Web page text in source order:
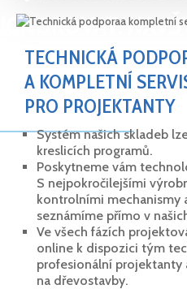
IGNOROVAT.
A NAUČTE SE JE
TECHNICKÁ
A KOMPLETNÍ
PRO PROJEKTANTY
Systém našich skladeb
kreslicích programů.
Poskytneme vám
S nejpokročilejšími
kontrolními mechanismy
seznámíme přímo v
Ve všech fázích
online k dispozici tým
profesionální projektanty
na dřevostavby.